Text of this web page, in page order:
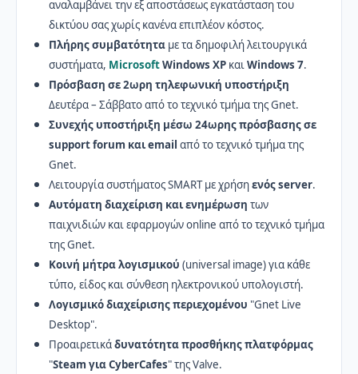
αναλαμβάνει την εξ αποστάσεως εγκατάσταση του
δικτύου σας χωρίς κανένα επιπλέον κόστος.
Πλήρης συμβατότητα με τα δημοφιλή λειτουργικά
συστήματα, MicrosoftWindows XP καιWindows 7.
Πρόσβαση σε 2ωρη τηλεφωνική υποστήριξη
Δευτέρα – Σάββατο από το τεχνικό τμήμα της Gnet.
Συνεχής υποστήριξη μέσω 24ωρης πρόσβασης σε
support forum και email από το τεχνικό τμήμα της
Gnet.
Λειτουργία συστήματος SMART με χρήσηενός server.
Αυτόματη διαχείριση και ενημέρωση των
παιχνιδιών και εφαρμογών online από το τεχνικό τμήμα
της Gnet.
Κοινή μήτρα λογισμικού (universal image) για κάθε
τύπο, είδος και σύνθεση ηλεκτρονικού υπολογιστή.
Λογισμικό διαχείρισης περιεχομένου "Gnet Live
Desktop".
Προαιρετικάδυνατότητα προσθήκης πλατφόρμας
"Steam για CyberCafes" της Valve.